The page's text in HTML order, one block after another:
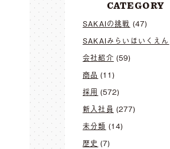
CATEGORY
SAKAIの挑戦 (47)
SAKAIみらいほいくえん
会社紹介 (59)
商品 (11)
採用 (572)
新入社員 (277)
未分類 (14)
歴史 (7)